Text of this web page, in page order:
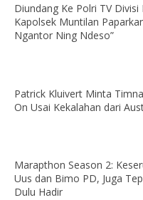
Diundang Ke Polri TV Divisi
Kapolsek Muntilan
Ngantor Ning Ndeso”
Patrick Kluivert Minta
On Usai Kekalahan dari
Marapthon Season 2:
Uus dan Bimo PD, Juga
Dulu Hadir